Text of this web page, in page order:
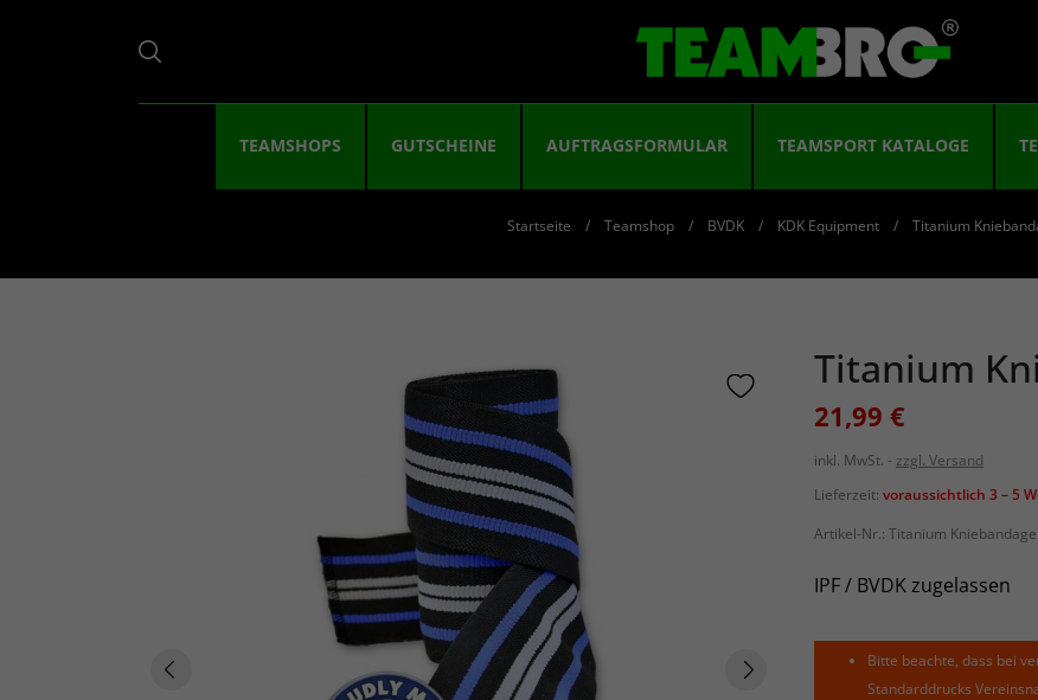
TEAMSHOPS GUTSCHEINE AUFTRAGSFORMULAR TEAMSPORT KATALOGE
Startseite Teamshop BVDK KDK Equipment Titanium
Titanium
21,99 €
inkl. MwSt.
zzgl. Versand
Lieferzeit: voraussichtlich 3 – 5
Artikel-Nr.: Titanium
IPF / BVDK zugelassen
Bitte beachte, dass bei
Standarddrucks